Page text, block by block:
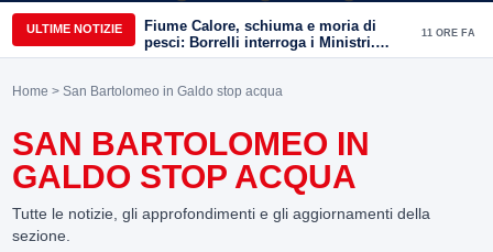
ULTIME NOTIZIE
Fiume Calore, schiuma e moria di
pesci: Borrelli interroga i Ministri.
“Benevento paga l’assenza del
11 ORE FA
Home > San Bartolomeo in Galdo stop acqua
SAN BARTOLOMEO IN
GALDO STOP ACQUA
Tutte le notizie, gli approfondimenti e gli aggiornamenti della
sezione.